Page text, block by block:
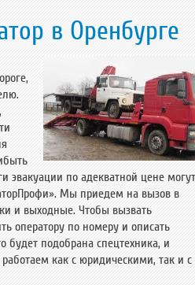
в Оренбурге
эвакуации по адекватной цене могут
Мы приедем на вызов в
и выходные. Чтобы вызвать
оператору по номеру и описать
будет подобрана спецтехника, и
как с юридическими, так и с